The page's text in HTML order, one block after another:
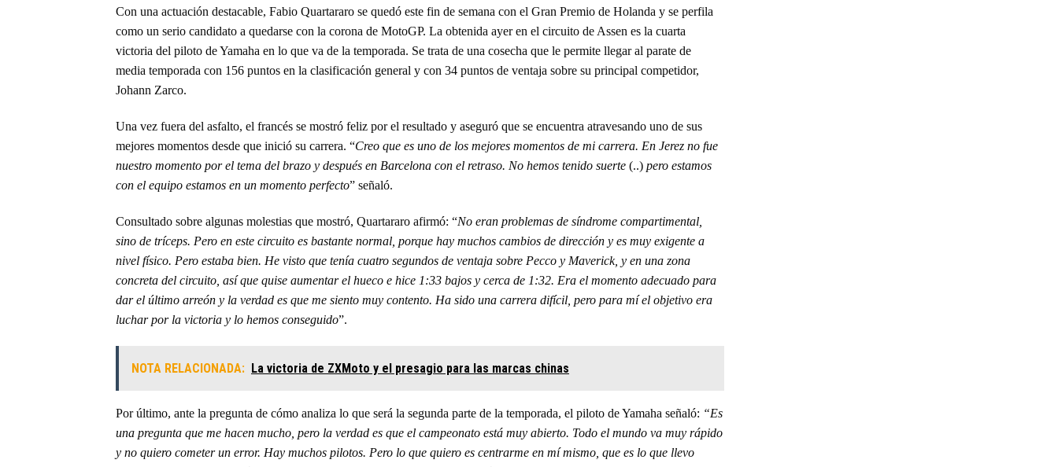
Con una actuación destacable, Fabio Quartararo se quedó este fin de semana con el Gran Premio de Holanda y se perfila
como un serio candidato a quedarse con la corona de MotoGP. La obtenida ayer en el circuito de Assen es la cuarta
victoria del piloto de Yamaha en lo que va de la temporada. Se trata de una cosecha que le permite llegar al parate de
media temporada con 156 puntos en la clasificación general y con 34 puntos de ventaja sobre su principal competidor,
Johann Zarco.
Una vez fuera del asfalto, el francés se mostró feliz por el resultado y aseguró que se encuentra atravesando uno de sus
mejores momentos desde que inició su carrera. “Creo que es uno de los mejores momentos de mi carrera. En Jerez no fue
nuestro momento por el tema del brazo y después en Barcelona con el retraso. No hemos tenido suerte (..) pero estamos
con el equipo estamos en un momento perfecto” señaló.
Consultado sobre algunas molestias que mostró, Quartararo afirmó: “No eran problemas de síndrome compartimental,
sino de tríceps. Pero en este circuito es bastante normal, porque hay muchos cambios de dirección y es muy exigente a
nivel físico. Pero estaba bien. He visto que tenía cuatro segundos de ventaja sobre Pecco y Maverick, y en una zona
concreta del circuito, así que quise aumentar el hueco e hice 1:33 bajos y cerca de 1:32. Era el momento adecuado para
dar el último arreón y la verdad es que me siento muy contento. Ha sido una carrera difícil, pero para mí el objetivo era
luchar por la victoria y lo hemos conseguido”.
NOTA RELACIONADA: La victoria de ZXMoto y el presagio para las marcas chinas
Por último, ante la pregunta de cómo analiza lo que será la segunda parte de la temporada, el piloto de Yamaha señaló: “Es
una pregunta que me hacen mucho, pero la verdad es que el campeonato está muy abierto. Todo el mundo va muy rápido
y no quiero cometer un error. Hay muchos pilotos. Pero lo que quiero es centrarme en mí mismo, que es lo que llevo